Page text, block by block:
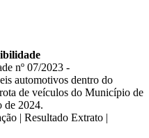
nº 07/2023 -
automotivos dentro do
de veículos do Município de
de 2024.
| Resultado Extrato |